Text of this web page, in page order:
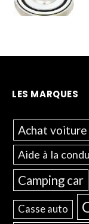
LES MARQUES
Achat voiture
Aide à la
Camping car
Casse auto